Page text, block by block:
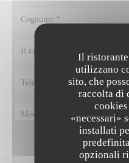
Il
utilizzano
sito, che
raccolta di
«necessari»
installati
opzionali